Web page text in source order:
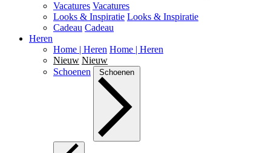
Vacatures Vacatures
Looks & Inspiratie Looks & Inspiratie
Cadeau Cadeau
Heren
Home | Heren Home | Heren
Nieuw Nieuw
Schoenen
Schoenen